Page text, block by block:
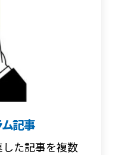
記事
た記事を複数